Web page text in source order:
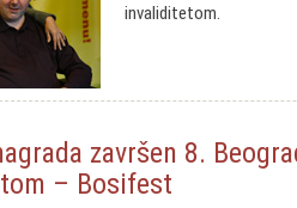
invaliditetom.
završen 8.
– Bosifest